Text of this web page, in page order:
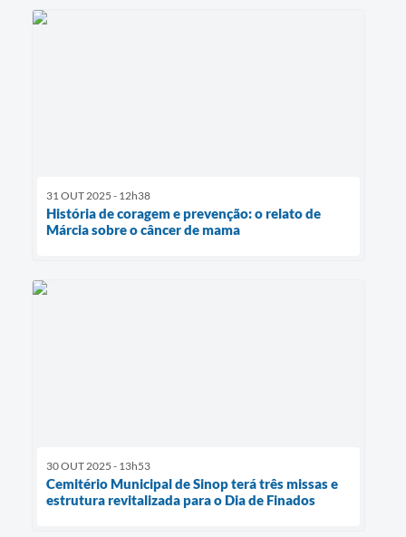
31 OUT 2025 - 12h38
História de coragem e prevenção: o relato de
Márcia sobre o câncer de mama
30 OUT 2025 - 13h53
Cemitério Municipal de Sinop terá três missas e
estrutura revitalizada para o Dia de Finados